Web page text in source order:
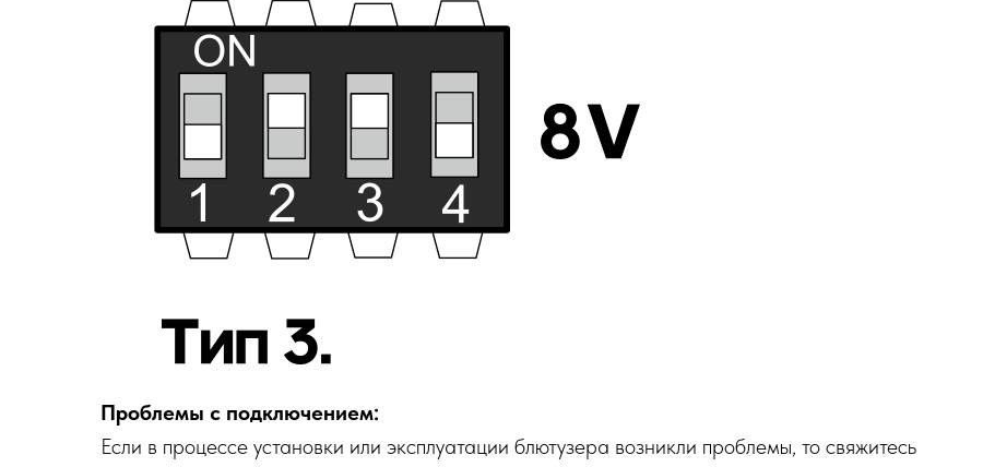
Проблемы с подключением:
Если в процессе установки или эксплуатации блютузера возникли проблемы, то свяжитесь